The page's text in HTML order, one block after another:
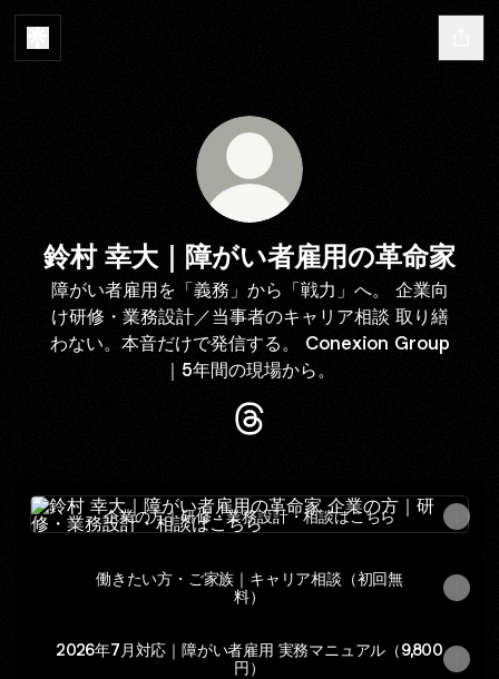
鈴村 幸大｜障がい者雇用の革命家
障がい者雇用を「義務」から「戦力」へ。 企業向
け研修・業務設計／当事者のキャリア相談 取り繕
わない。本音だけで発信する。 Conexion Group
｜5年間の現場から。
企業の方｜研修・業務設計・相談はこちら
働きたい方・ご家族｜キャリア相談（初回無
料）
2026年7月対応｜障がい者雇用 実務マニュアル（9,800
円）